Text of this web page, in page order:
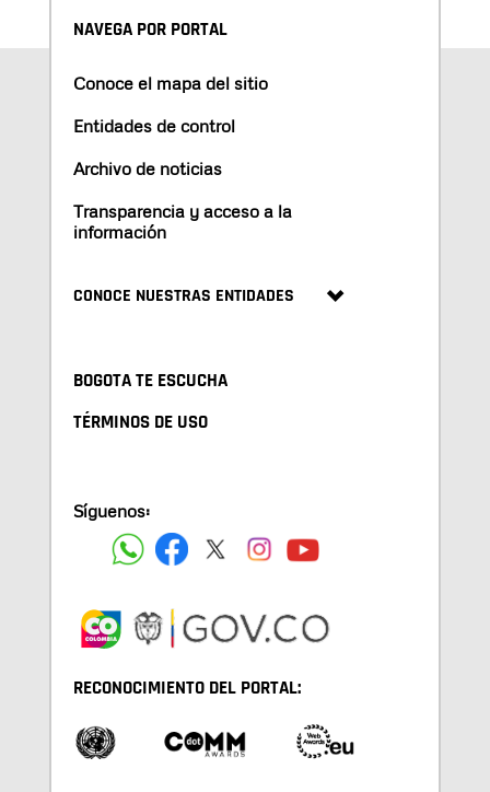
NAVEGA POR PORTAL
Conoce el mapa del sitio
Entidades de control
Archivo de noticias
Transparencia y acceso a la
información
CONOCE NUESTRAS ENTIDADES
BOGOTA TE ESCUCHA
TÉRMINOS DE USO
Síguenos:
RECONOCIMIENTO DEL PORTAL: